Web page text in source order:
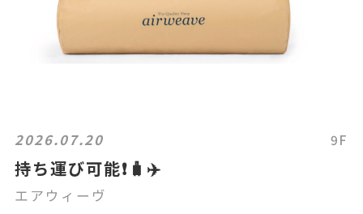
2026.07.20 9F
持ち運び可能❗️🧳✈️
エアウィーヴ